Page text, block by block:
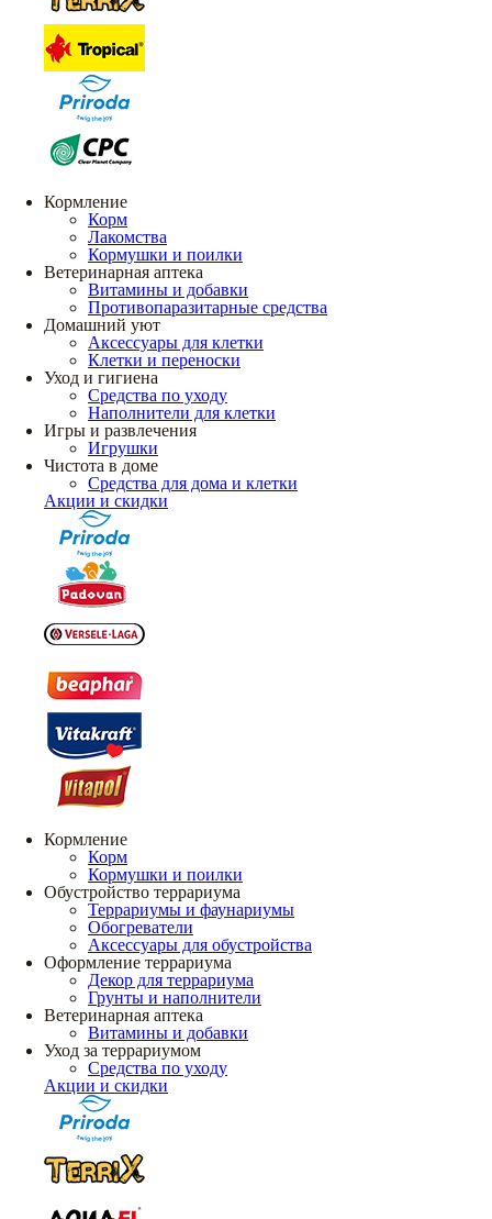
Кормление
Корм
Лакомства
Кормушки и поилки
Ветеринарная аптека
Витамины и добавки
Противопаразитарные средства
Домашний уют
Аксессуары для клетки
Клетки и переноски
Уход и гигиена
Средства по уходу
Наполнители для клетки
Игры и развлечения
Игрушки
Чистота в доме
Средства для дома и клетки
Акции и скидки
Кормление
Корм
Кормушки и поилки
Обустройство террариума
Террариумы и фаунариумы
Обогреватели
Аксессуары для обустройства
Оформление террариума
Декор для террариума
Грунты и наполнители
Ветеринарная аптека
Витамины и добавки
Уход за террариумом
Средства по уходу
Акции и скидки